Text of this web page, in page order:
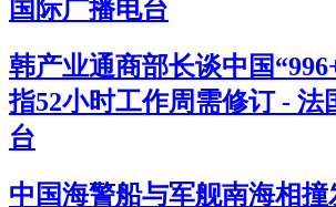
国际广播电台
韩产业通商部长谈中国
指52小时工作周需修订 - 法
台
中国海警船与军舰南海相撞